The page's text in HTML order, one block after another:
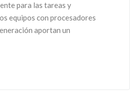
para las tareas y
equipos con procesadores
aportan un